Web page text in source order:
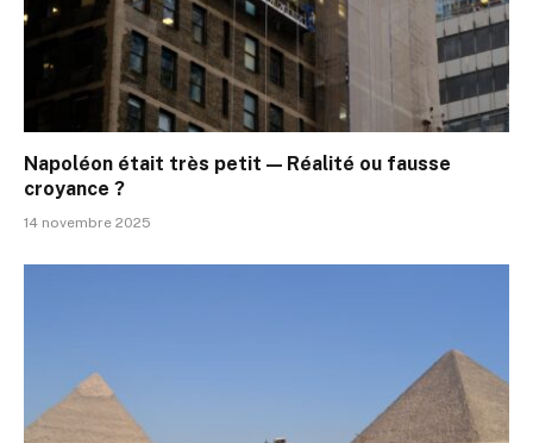
Napoléon était très petit — Réalité ou fausse
croyance ?
14 novembre 2025